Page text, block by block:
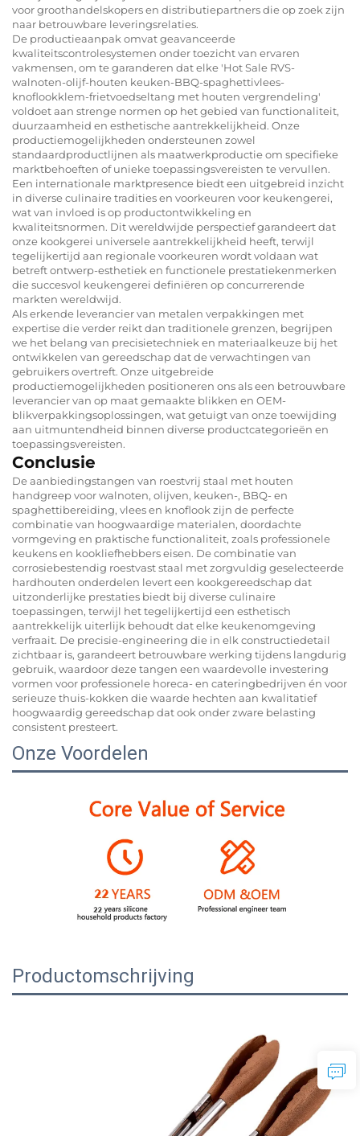
voor groothandelskopers en distributiepartners die op zoek zijn
naar betrouwbare leveringsrelaties.
De productieaanpak omvat geavanceerde
kwaliteitscontrolesystemen onder toezicht van ervaren
vakmensen, om te garanderen dat elke 'Hot Sale RVS-
walnoten-olijf-houten keuken-BBQ-spaghettivlees-
knoflookklem-frietvoedseltang met houten vergrendeling'
voldoet aan strenge normen op het gebied van functionaliteit,
duurzaamheid en esthetische aantrekkelijkheid. Onze
productiemogelijkheden ondersteunen zowel
standaardproductlijnen als maatwerkproductie om specifieke
marktbehoeften of unieke toepassingsvereisten te vervullen.
Een internationale marktpresence biedt een uitgebreid inzicht
in diverse culinaire tradities en voorkeuren voor keukengerei,
wat van invloed is op productontwikkeling en
kwaliteitsnormen. Dit wereldwijde perspectief garandeert dat
onze kookgerei universele aantrekkelijkheid heeft, terwijl
tegelijkertijd aan regionale voorkeuren wordt voldaan wat
betreft ontwerp-esthetiek en functionele prestatiekenmerken
die succesvol keukengerei definiëren op concurrerende
markten wereldwijd.
Als erkende leverancier van metalen verpakkingen met
expertise die verder reikt dan traditionele grenzen, begrijpen
we het belang van precisietechniek en materiaalkeuze bij het
ontwikkelen van gereedschap dat de verwachtingen van
gebruikers overtreft. Onze uitgebreide
productiemogelijkheden positioneren ons als een betrouwbare
leverancier van op maat gemaakte blikken en OEM-
blikverpakkingsoplossingen, wat getuigt van onze toewijding
aan uitmuntendheid binnen diverse productcategorieën en
toepassingsvereisten.
Conclusie
De aanbiedingstangen van roestvrij staal met houten
handgreep voor walnoten, olijven, keuken-, BBQ- en
spaghettibereiding, vlees en knoflook zijn de perfecte
combinatie van hoogwaardige materialen, doordachte
vormgeving en praktische functionaliteit, zoals professionele
keukens en kookliefhebbers eisen. De combinatie van
corrosiebestendig roestvast staal met zorgvuldig geselecteerde
hardhouten onderdelen levert een kookgereedschap dat
uitzonderlijke prestaties biedt bij diverse culinaire
toepassingen, terwijl het tegelijkertijd een esthetisch
aantrekkelijk uiterlijk behoudt dat elke keukenomgeving
verfraait. De precisie-engineering die in elk constructiedetail
zichtbaar is, garandeert betrouwbare werking tijdens langdurig
gebruik, waardoor deze tangen een waardevolle investering
vormen voor professionele horeca- en cateringbedrijven én voor
serieuze thuis-kokken die waarde hechten aan kwalitatief
hoogwaardig gereedschap dat ook onder zware belasting
consistent presteert.
Onze Voordelen
Productomschrijving